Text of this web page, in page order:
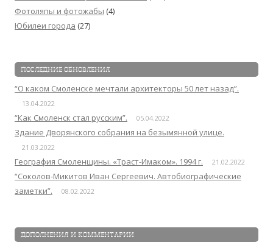
Фотоляпы и фотожабы (4)
Юбилеи города (27)
ПОСЛЕДНИЕ ОБНОВЛЕНИЯ
“О каком Смоленске мечтали архитекторы 50 лет назад”.
13.04.2022
“Как Смоленск стал русским”. 05.04.2022
Здание Дворянского собрания на безымянной улице.
21.03.2022
География Смоленщины. «Траст-Имаком». 1994 г. 21.02.2022
“Соколов-Микитов Иван Сергеевич. Автобиографические
заметки”.
08.02.2022
ДОПОЛНЕНИЯ И КОММЕНТАРИИ